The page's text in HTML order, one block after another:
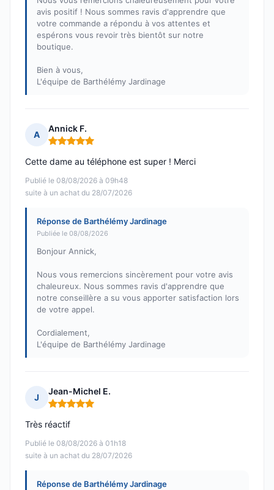
avis positif ! Nous sommes ravis d'apprendre que
votre commande a répondu à vos attentes et
espérons vous revoir très bientôt sur notre
boutique.
Bien à vous,
L'équipe de Barthélémy Jardinage
A
Annick F.
Note : 5 sur 5
Publié le 08/08/2026 à 09h48
suite à un achat du 28/07/2026
Cette dame au téléphone est super ! Merci
Réponse de Barthélémy Jardinage
Publiée le 08/08/2026
Bonjour Annick,
Nous vous remercions sincèrement pour votre avis
chaleureux. Nous sommes ravis d'apprendre que
notre conseillère a su vous apporter satisfaction lors
de votre appel.
Cordialement,
L'équipe de Barthélémy Jardinage
J
Jean-Michel E.
Note : 5 sur 5
Publié le 08/08/2026 à 01h18
suite à un achat du 28/07/2026
Très réactif
Réponse de Barthélémy Jardinage